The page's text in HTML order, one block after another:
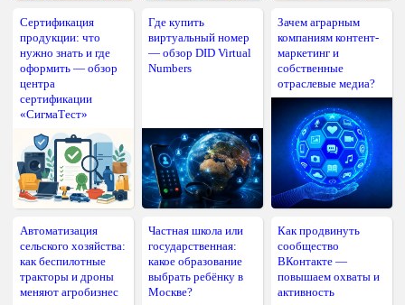
Сертификация
продукции: что
нужно знать и где
оформить — обзор
центра
сертификации
«СигмаТест»
Где купить
виртуальный номер
— обзор DID Virtual
Numbers
Зачем аграрным
компаниям контент-
маркетинг и
собственные
отраслевые медиа?
Автоматизация
сельского хозяйства:
как беспилотные
тракторы и дроны
меняют агробизнес
Частная школа или
государственная:
какое образование
выбрать ребёнку в
Москве?
Как продвинуть
сообщество
ВКонтакте —
повышаем охваты и
активность